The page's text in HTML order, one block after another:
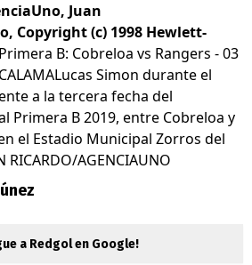
Juan
Copyright (c) 1998 Hewlett-
Primera B: Cobreloa vs Rangers - 03
Simon durante el
a la tercera fecha del
Primera B 2019, entre Cobreloa y
el Estadio Municipal Zorros del
RICARDO/AGENCIAUNO
a Redgol en Google!